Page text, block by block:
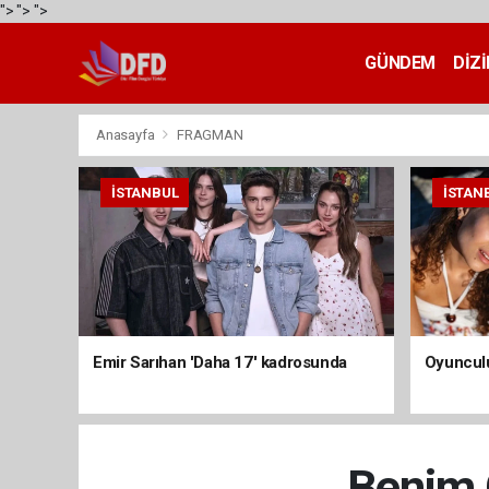
">"> ">
GÜNDEM
Anasayfa FRAGMAN
İSTANBUL
Emir Sarıhan 'Daha 17' kadrosunda